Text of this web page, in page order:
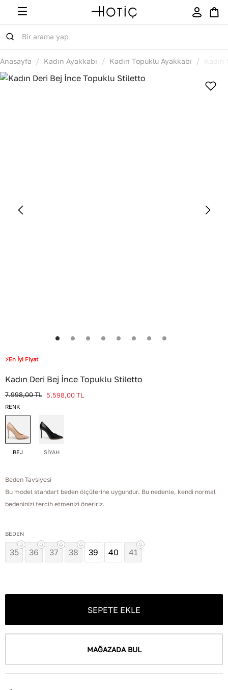
Anasayfa / Kadın Ayakkabı / Kadın Topuklu Ayakkabı /
⚡En İyi Fiyat
Kadın Deri Bej İnce Topuklu Stiletto
7.998,00TL 5.598,00TL
RENK
BEJ SİYAH
Beden Tavsiyesi
Bu model standart beden ölçülerine uygundur. Bu nedenle, kendi normal
bedeninizi tercih etmenizi öneririz.
BEDEN
35 36 37 38 39 40 41
SEPETE EKLE
MAĞAZADA BUL